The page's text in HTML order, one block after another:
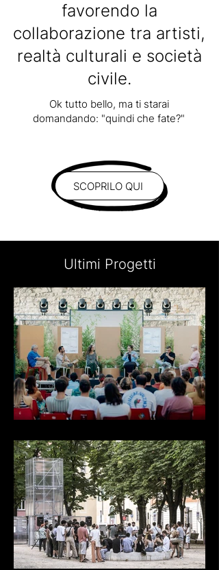
favorendo la
collaborazione tra artisti,
realtà culturali e società
civile.
Ok tutto bello, ma ti starai
domandando: "quindi che fate?"
SCOPRILO QUI
Ultimi Progetti